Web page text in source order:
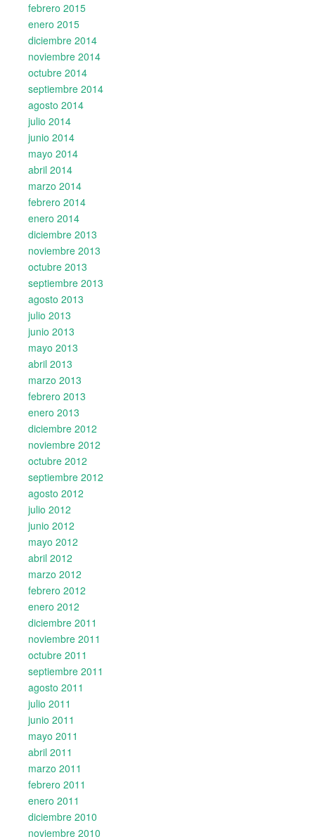
febrero 2015
enero 2015
diciembre 2014
noviembre 2014
octubre 2014
septiembre 2014
agosto 2014
julio 2014
junio 2014
mayo 2014
abril 2014
marzo 2014
febrero 2014
enero 2014
diciembre 2013
noviembre 2013
octubre 2013
septiembre 2013
agosto 2013
julio 2013
junio 2013
mayo 2013
abril 2013
marzo 2013
febrero 2013
enero 2013
diciembre 2012
noviembre 2012
octubre 2012
septiembre 2012
agosto 2012
julio 2012
junio 2012
mayo 2012
abril 2012
marzo 2012
febrero 2012
enero 2012
diciembre 2011
noviembre 2011
octubre 2011
septiembre 2011
agosto 2011
julio 2011
junio 2011
mayo 2011
abril 2011
marzo 2011
febrero 2011
enero 2011
diciembre 2010
noviembre 2010